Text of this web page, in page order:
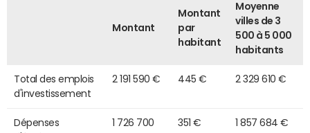
Montant
Montant
par
habitant
Moyenne
villes de 3
500 à 5 000
habitants
Total des emplois
d'investissement
2 191 590 € 445 € 2 329 610 €
Dépenses
1 726 700
351 € 1 857 684 €